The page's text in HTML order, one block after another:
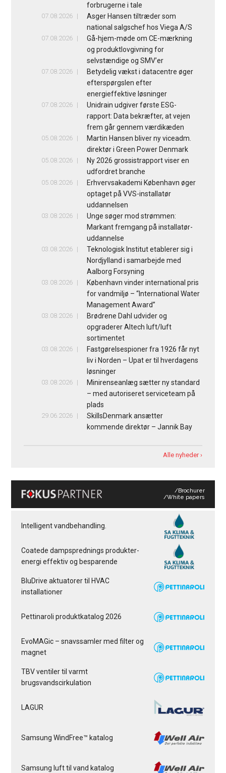
forbrugerne i tale
07.08.2026
Asger Hansen tiltræder som
national salgschef hos Viega A/S
07.08.2026
Gå-hjem-møde om CE-mærkning
og produktlovgivning for
selvstændige og SMV’er
07.08.2026
Betydelig vækst i datacentre øger
efterspørgslen efter
energieffektive løsninger
07.08.2026
Unidrain udgiver første ESG-
rapport: Data bekræfter, at vejen
frem går gennem værdikæden
05.08.2026
Martin Hansen bliver ny viceadm.
direktør i Green Power Denmark
05.08.2026
Ny 2026 grossistrapport viser en
udfordret branche
05.08.2026
Erhvervsakademi København øger
optaget på VVS-installatør
uddannelsen
03.08.2026
Unge søger mod strømmen:
Markant fremgang på installatør-
uddannelse
03.08.2026
Teknologisk Institut etablerer sig i
Nordjylland i samarbejde med
Aalborg Forsyning
03.08.2026
København vinder international pris
for vandmiljø – “International Water
Management Award”
03.08.2026
Brødrene Dahl udvider og
opgraderer Altech luft/luft
sortimentet
03.08.2026
Fastgørelsespioner fra 1926 får nyt
liv i Norden – Upat er til hverdagens
løsninger
03.08.2026
Minirenseanlæg sætter ny standard
– med autoriseret serviceteam på
plads
29.06.2026
SkillsDenmark ansætter
kommende direktør – Jannik Bay
Alle nyheder ›
/Brochurer
/White papers
Intelligent vandbehandling.
Coatede dampsprednings produkter-
energi effektiv og besparende
BluDrive aktuatorer til HVAC
installationer
Pettinaroli produktkatalog 2026
EvoMAGic – snavssamler med filter og
magnet
TBV ventiler til varmt
brugsvandscirkulation
LAGUR
Samsung WindFree™ katalog
Samsung luft til vand katalog